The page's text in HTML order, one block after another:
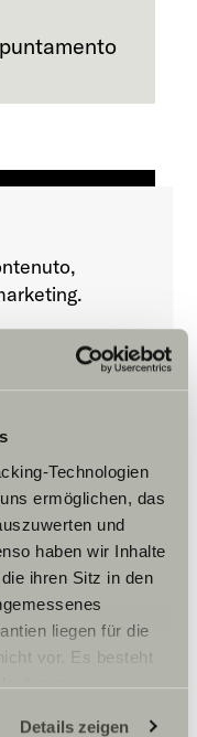
Technologien
ermöglichen, das
und
haben wir Inhalte
ihren Sitz in den
liegen für die
vor. Es besteht
diesen
Details zeigen